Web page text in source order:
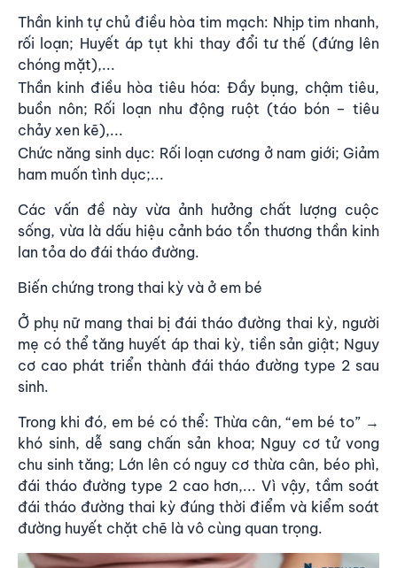
Thần kinh tự chủ điều hòa tim mạch: Nhịp tim nhanh,
rối loạn; Huyết áp tụt khi thay đổi tư thế (đứng lên
chóng mặt),...
Thần kinh điều hòa tiêu hóa: Đầy bụng, chậm tiêu,
buồn nôn; Rối loạn nhu động ruột (táo bón – tiêu
chảy xen kẽ),...
Chức năng sinh dục: Rối loạn cương ở nam giới; Giảm
ham muốn tình dục;...
Các vấn đề này vừa ảnh hưởng chất lượng cuộc
sống, vừa là dấu hiệu cảnh báo tổn thương thần kinh
lan tỏa do đái tháo đường.
Biến chứng trong thai kỳ và ở em bé
Ở phụ nữ mang thai bị đái tháo đường thai kỳ, người
mẹ có thể tăng huyết áp thai kỳ, tiền sản giật; Nguy
cơ cao phát triển thành đái tháo đường type 2 sau
sinh.
Trong khi đó, em bé có thể: Thừa cân, “em bé to” →
khó sinh, dễ sang chấn sản khoa; Nguy cơ tử vong
chu sinh tăng; Lớn lên có nguy cơ thừa cân, béo phì,
đái tháo đường type 2 cao hơn,...Vì vậy, tầm soát
đái tháo đường thai kỳ đúng thời điểm và kiểm soát
đường huyết chặt chẽ là vô cùng quan trọng.